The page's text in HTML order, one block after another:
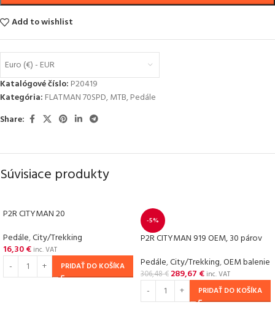
Add to wishlist
Euro (€) - EUR
Katalógové číslo: P20419
Kategória: FLATMAN 70SPD,MTB,Pedále
Share:
Súvisiace produkty
P2R CITYMAN 20
Pedále,City/Trekking
16,30€ inc. VAT
PRIDAŤ DO KOŠÍKA
-5%
P2R CITYMAN 919 OEM, 30 párov
Pedále,City/Trekking,OEM balenie
306,48€ 289,67 € inc. VAT
PRIDAŤ DO KOŠÍKA